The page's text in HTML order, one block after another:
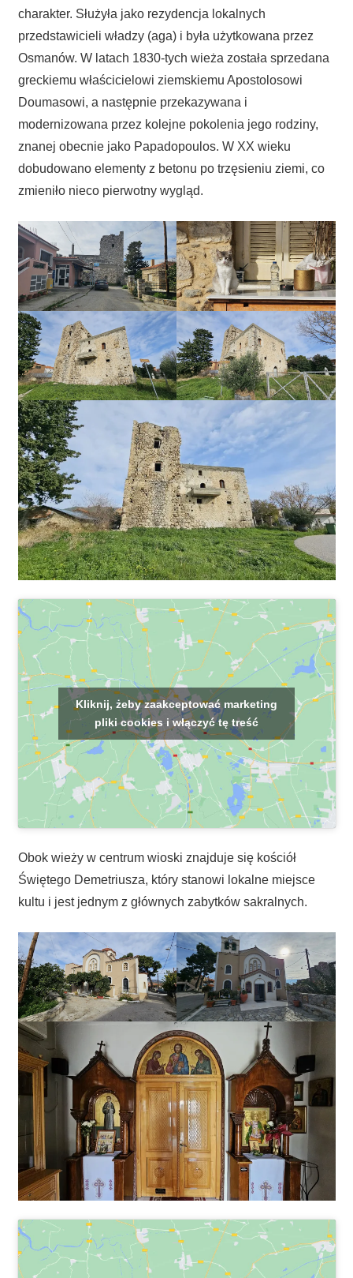
charakter. Służyła jako rezydencja lokalnych
przedstawicieli władzy (aga) i była użytkowana przez
Osmanów. W latach 1830‑tych wieża została sprzedana
greckiemu właścicielowi ziemskiemu Apostolosowi
Doumasowi, a następnie przekazywana i
modernizowana przez kolejne pokolenia jego rodziny,
znanej obecnie jako Papadopoulos. W XX wieku
dobudowano elementy z betonu po trzęsieniu ziemi, co
zmieniło nieco pierwotny wygląd.
Kliknij, żeby zaakceptować marketing
pliki cookies i włączyć tę treść
Obok wieży w centrum wioski znajduje się kościół
Świętego Demetriusza, który stanowi lokalne miejsce
kultu i jest jednym z głównych zabytków sakralnych.